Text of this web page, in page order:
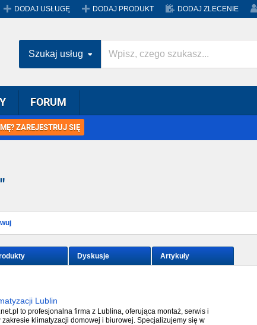
DODAJ USŁUGĘ DODAJ PRODUKT DODAJ ZLECENIE
ZAREJESTRUJ SIĘ
FORUM
Szukaj usług
Dyskusje Artykuły
Lublin
to profesjonalna firma z Lublina, oferująca montaż, serwis i
zakresie klimatyzacji domowej i biurowej. Specjalizujemy się w